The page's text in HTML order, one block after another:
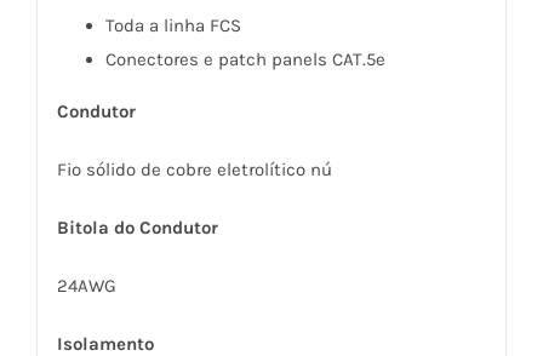
Toda a linha FCS
Conectores e patch panels CAT.5e
Condutor
Fio sólido de cobre eletrolítico nú
Bitola do Condutor
24AWG
Isolamento